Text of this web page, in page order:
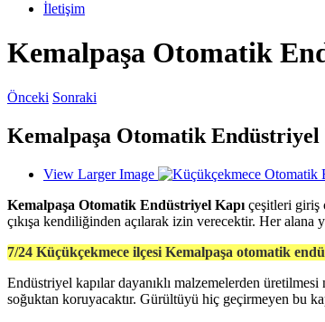
İletişim
Kemalpaşa Otomatik
Önceki Sonraki
Kemalpaşa Otomatik Endüstriyel
View Larger Image
Kemalpaşa Otomatik Endüstriyel Kapı çeşitleri giriş
çıkışa kendiliğinden açılarak izin verecektir. Her alana
7/24 Küçükçekmece ilçesi Kemalpaşa otomatik
Endüstriyel kapılar dayanıklı malzemelerden
soğuktan koruyacaktır. Gürültüyü hiç geçirmeyen bu